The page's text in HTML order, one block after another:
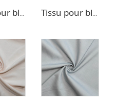
Tissu pour blazer aspect lin TR Tissu pour blazer style chevron TR